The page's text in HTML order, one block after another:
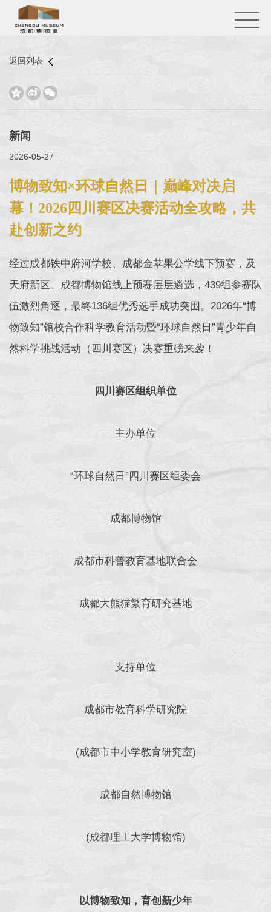
返回列表
  
新闻
2026-05-27
博物致知×环球自然日｜巅峰对决启
幕！2026四川赛区决赛活动全攻略，共
赴创新之约
经过成都铁中府河学校、成都金苹果公学线下预赛，及
天府新区、成都博物馆线上预赛层层遴选，439组参赛队
伍激烈角逐，最终136组优秀选手成功突围。2026年“博
物致知”馆校合作科学教育活动暨“环球自然日”青少年自
然科学挑战活动（四川赛区）决赛重磅来袭！
四川赛区组织单位
主办单位
“环球自然日”四川赛区组委会
成都博物馆
成都市科普教育基地联合会
成都大熊猫繁育研究基地
支持单位
成都市教育科学研究院
(成都市中小学教育研究室)
成都自然博物馆
(成都理工大学博物馆)
以博物致知，育创新少年